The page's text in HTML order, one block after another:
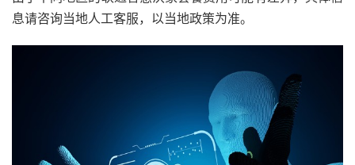
息请咨询当地人工客服，以当地政策为准。